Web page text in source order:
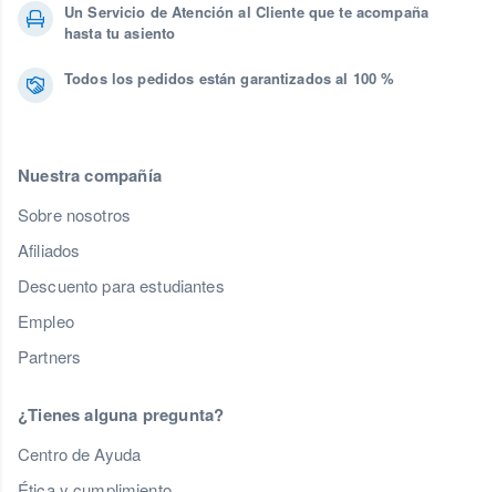
Un Servicio de Atención al Cliente que te acompaña
hasta tu asiento
Todos los pedidos están garantizados al 100 %
Nuestra compañía
Sobre nosotros
Afiliados
Descuento para estudiantes
Empleo
Partners
¿Tienes alguna pregunta?
Centro de Ayuda